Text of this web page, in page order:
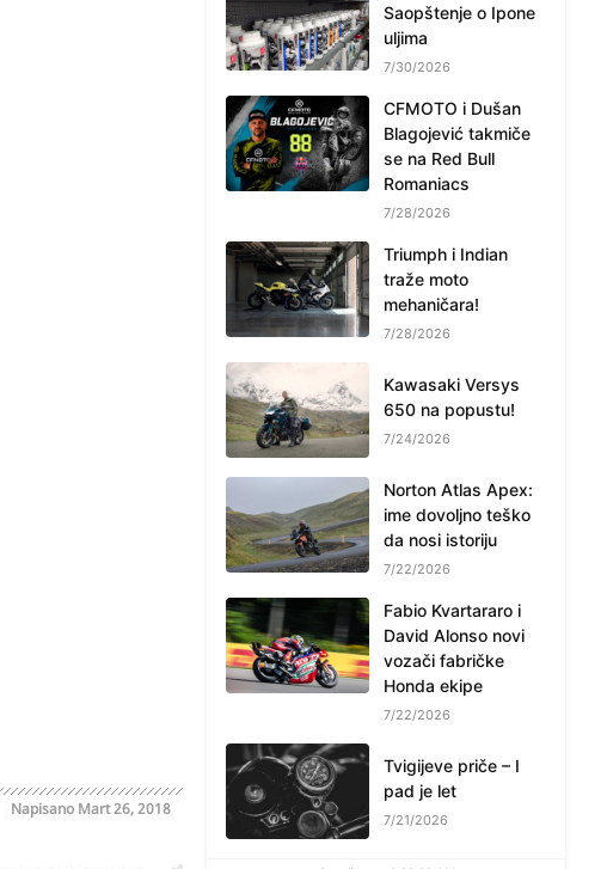
Napisano Mart 26, 2018
Saopštenje o Ipone
uljima
7/30/2026
CFMOTO i Dušan
Blagojević takmiče
se na Red Bull
Romaniacs
7/28/2026
Triumph i Indian
traže moto
mehaničara!
7/28/2026
Kawasaki Versys
650 na popustu!
7/24/2026
Norton Atlas Apex:
ime dovoljno teško
da nosi istoriju
7/22/2026
Fabio Kvartararo i
David Alonso novi
vozači fabričke
Honda ekipe
7/22/2026
Tvigijeve priče – I
pad je let
7/21/2026